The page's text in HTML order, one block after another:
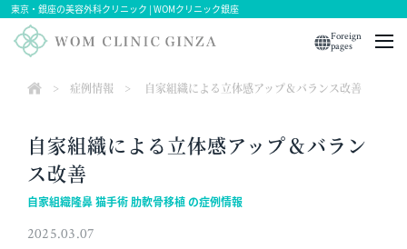
東京・銀座の美容外科クリニック | WOMクリニック銀座
Foreign
pages
> 症例情報 > 自家組織による立体感アップ＆バランス改善
自家組織による立体感アップ＆バラン
ス改善
自家組織隆鼻 猫手術 肋軟骨移植 の症例情報
2025.03.07